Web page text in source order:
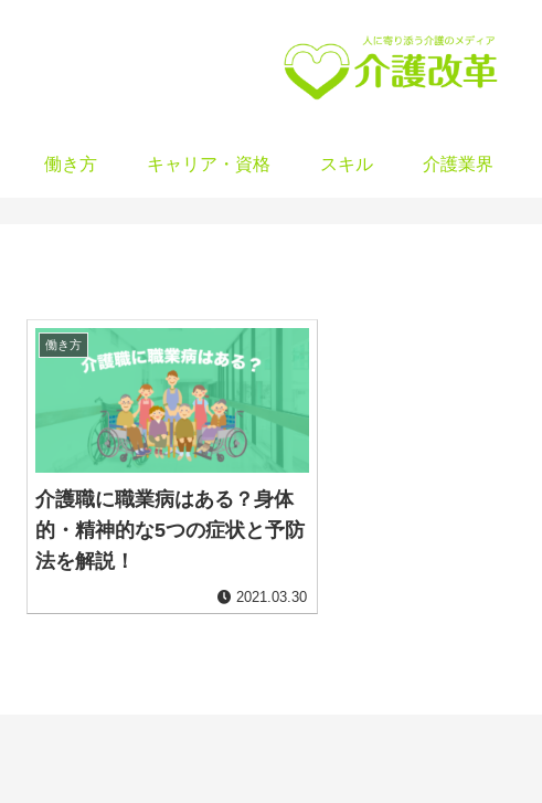
働き方 キャリア・資格 スキル 介護業界
働き方
介護職に職業病はある？身体
的・精神的な5つの症状と予防
法を解説！
2021.03.30